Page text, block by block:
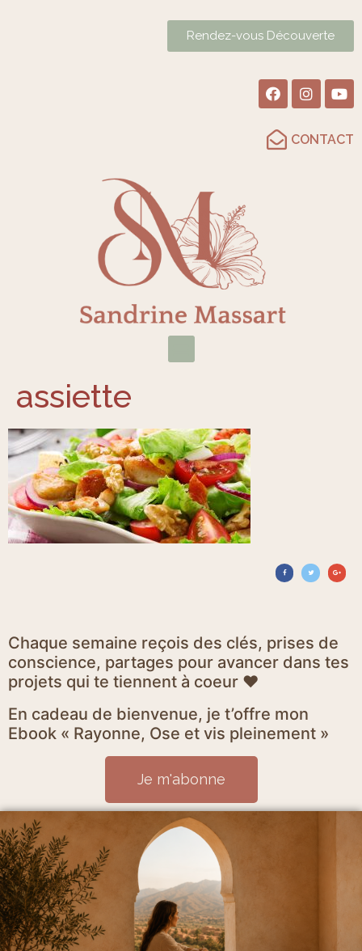
Rendez-vous Découverte
CONTACT
assiette
Chaque semaine reçois des clés, prises de
conscience, partages pour avancer dans tes
projets qui te tiennent à coeur ♥
En cadeau de bienvenue, je t’offre mon
Ebook « Rayonne, Ose et vis pleinement »
Je m'abonne
Mentions Légales et politique de confidentialité